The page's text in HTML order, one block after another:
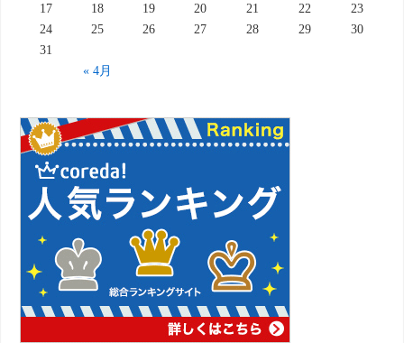
« 4月
17
18 19 20 21 22
23
24
25 26 27 28 29
30
31